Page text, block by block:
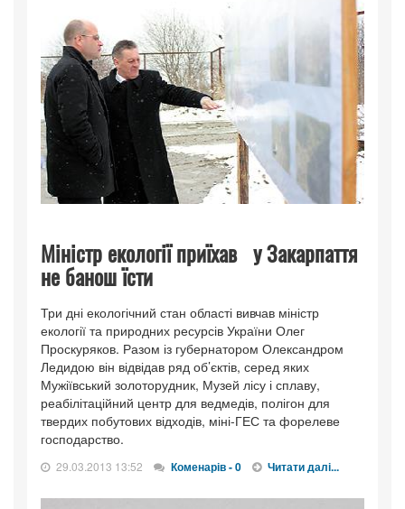
Міністр екології приїхав у Закарпаття
не банош їсти
Три дні екологічний стан області вивчав міністр
екології та природних ресурсів України Олег
Проскуряков. Разом із губернатором Олександром
Ледидою він відвідав ряд об’єктів, серед яких
Мужіївський золоторудник, Музей лісу і сплаву,
реабілітаційний центр для ведмедів, полігон для
твердих побутових відходів, міні-ГЕС та форелеве
господарство.
29.03.2013 13:52 Коменарів - 0 Читати далі...